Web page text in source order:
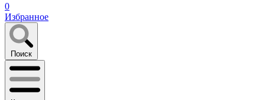
0
Избранное
Поиск